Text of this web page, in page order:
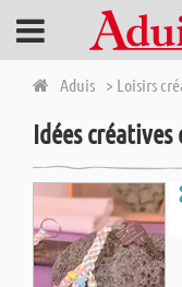
Aduis > Loisirs
Idées